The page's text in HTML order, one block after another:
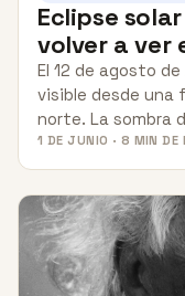
Eclipse
volver a ver
El 12 de agosto
visible desde una
norte. La sombra
1 DE JUNIO · 8 MIN DE